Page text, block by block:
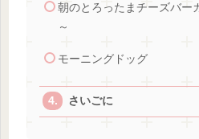
朝のとろったまチーズバー
～
モーニングドッグ
さいごに